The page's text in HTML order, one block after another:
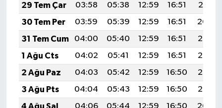
29 Tem Çar
03:58 05:38 12:59 16:51
20:10
30 Tem Per
03:59 05:39 12:59 16:51
20:09
31 Tem Cum
04:00 05:40 12:59 16:51
20:08
1 Ağu Cts
04:02 05:41 12:59 16:51
20:07
2 Ağu Paz
04:03 05:42 12:59 16:50
20:06
3 Ağu Pts
04:04 05:43 12:59 16:50
20:05